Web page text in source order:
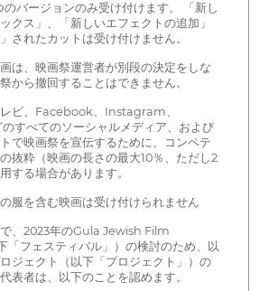
のバージョンのみ受け付けます。 「新し
クス」、「新しいエフェクトの追加」
されたカットは受け付けません。
は、映画祭運営者が別段の決定をしな
から撤回することはできません。
ビ、Facebook、Instagram、
すべてのソーシャルメディア、および
で映画祭を宣伝するために、コンペテ
抜粋（映画の長さの最大10％、ただし2
する場合があります。
服を含む映画は受け付けられません
、2023年のGula Jewish Film
「フェスティバル」）の検討のため、以
ジェクト（以下「プロジェクト」）の
表者は、以下のことを認めます。